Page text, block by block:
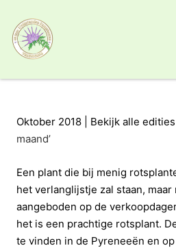
Oktober 2018 | Bekijk alle edities
maand’
Een plant die bij menig
het verlanglijstje zal staan,
aangeboden op de
het is een prachtige rotsplant.
te vinden in de Pyreneeën en